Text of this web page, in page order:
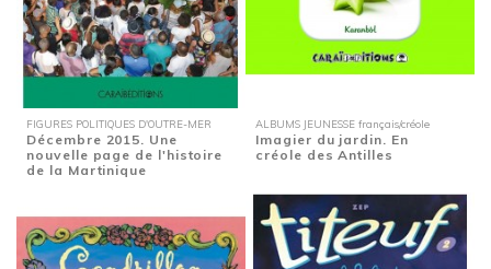
FIGURES POLITIQUES D'OUTRE-MER
Décembre 2015. Une
nouvelle page de l'histoire
de la Martinique
ALBUMS JEUNESSE français/créole
Imagier du jardin. En
créole des Antilles